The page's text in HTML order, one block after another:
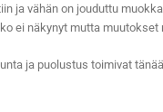
ja vähän on jouduttu
ei näkynyt mutta muutokset
ja puolustus toimivat